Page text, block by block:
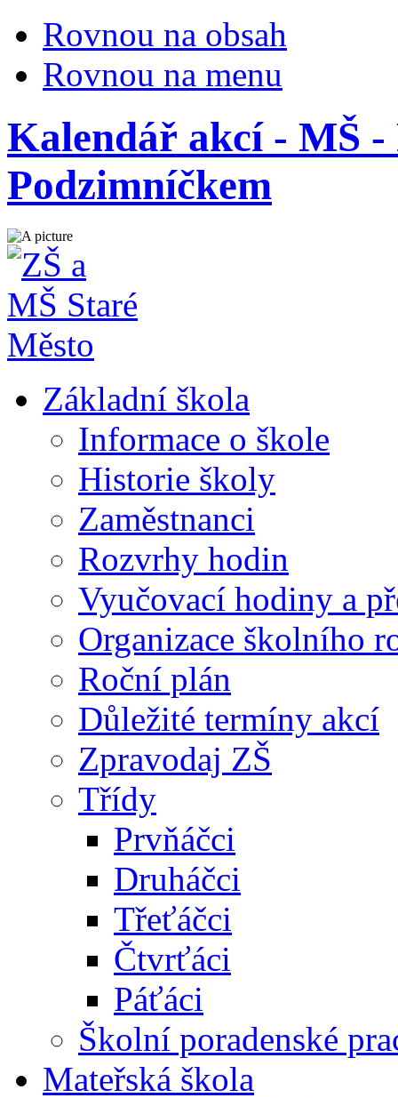
Rovnou na obsah
Rovnou na menu
Kalendář akcí - MŠ
Podzimníčkem
Základní škola
Informace o škole
Historie školy
Zaměstnanci
Rozvrhy hodin
Vyučovací hodiny a
Organizace školního
Roční plán
Důležité termíny akcí
Zpravodaj ZŠ
Třídy
Prvňáčci
Druháčci
Třeťáčci
Čtvrťáci
Páťáci
Školní poradenské
Mateřská škola